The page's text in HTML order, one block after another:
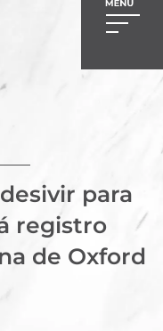
para
registro
de Oxford